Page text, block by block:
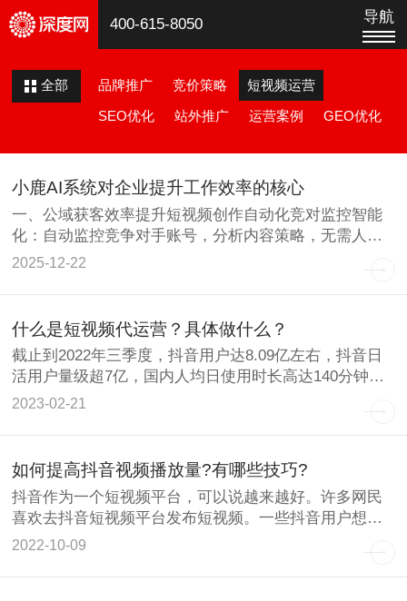
400-615-8050 导航
全部 品牌推广 竞价策略 短视频运营
SEO优化 站外推广 运营案例 GEO优化
小鹿AI系统对企业提升工作效率的核心
一、公域获客效率提升短视频创作自动化竞对监控智能
化：自动监控竞争对手账号，分析内容策略，无需人工
盯盘一键文案提
2025-12-22
什么是短视频代运营？具体做什么？
截止到2022年三季度，抖音用户达8.09亿左右，抖音日
活用户量级超7亿，国内人均日使用时长高达140分钟，
这
2023-02-21
如何提高抖音视频播放量?有哪些技巧?
抖音作为一个短视频平台，可以说越来越好。许多网民
喜欢去抖音短视频平台发布短视频。一些抖音用户想知
道如何提高视频
2022-10-09